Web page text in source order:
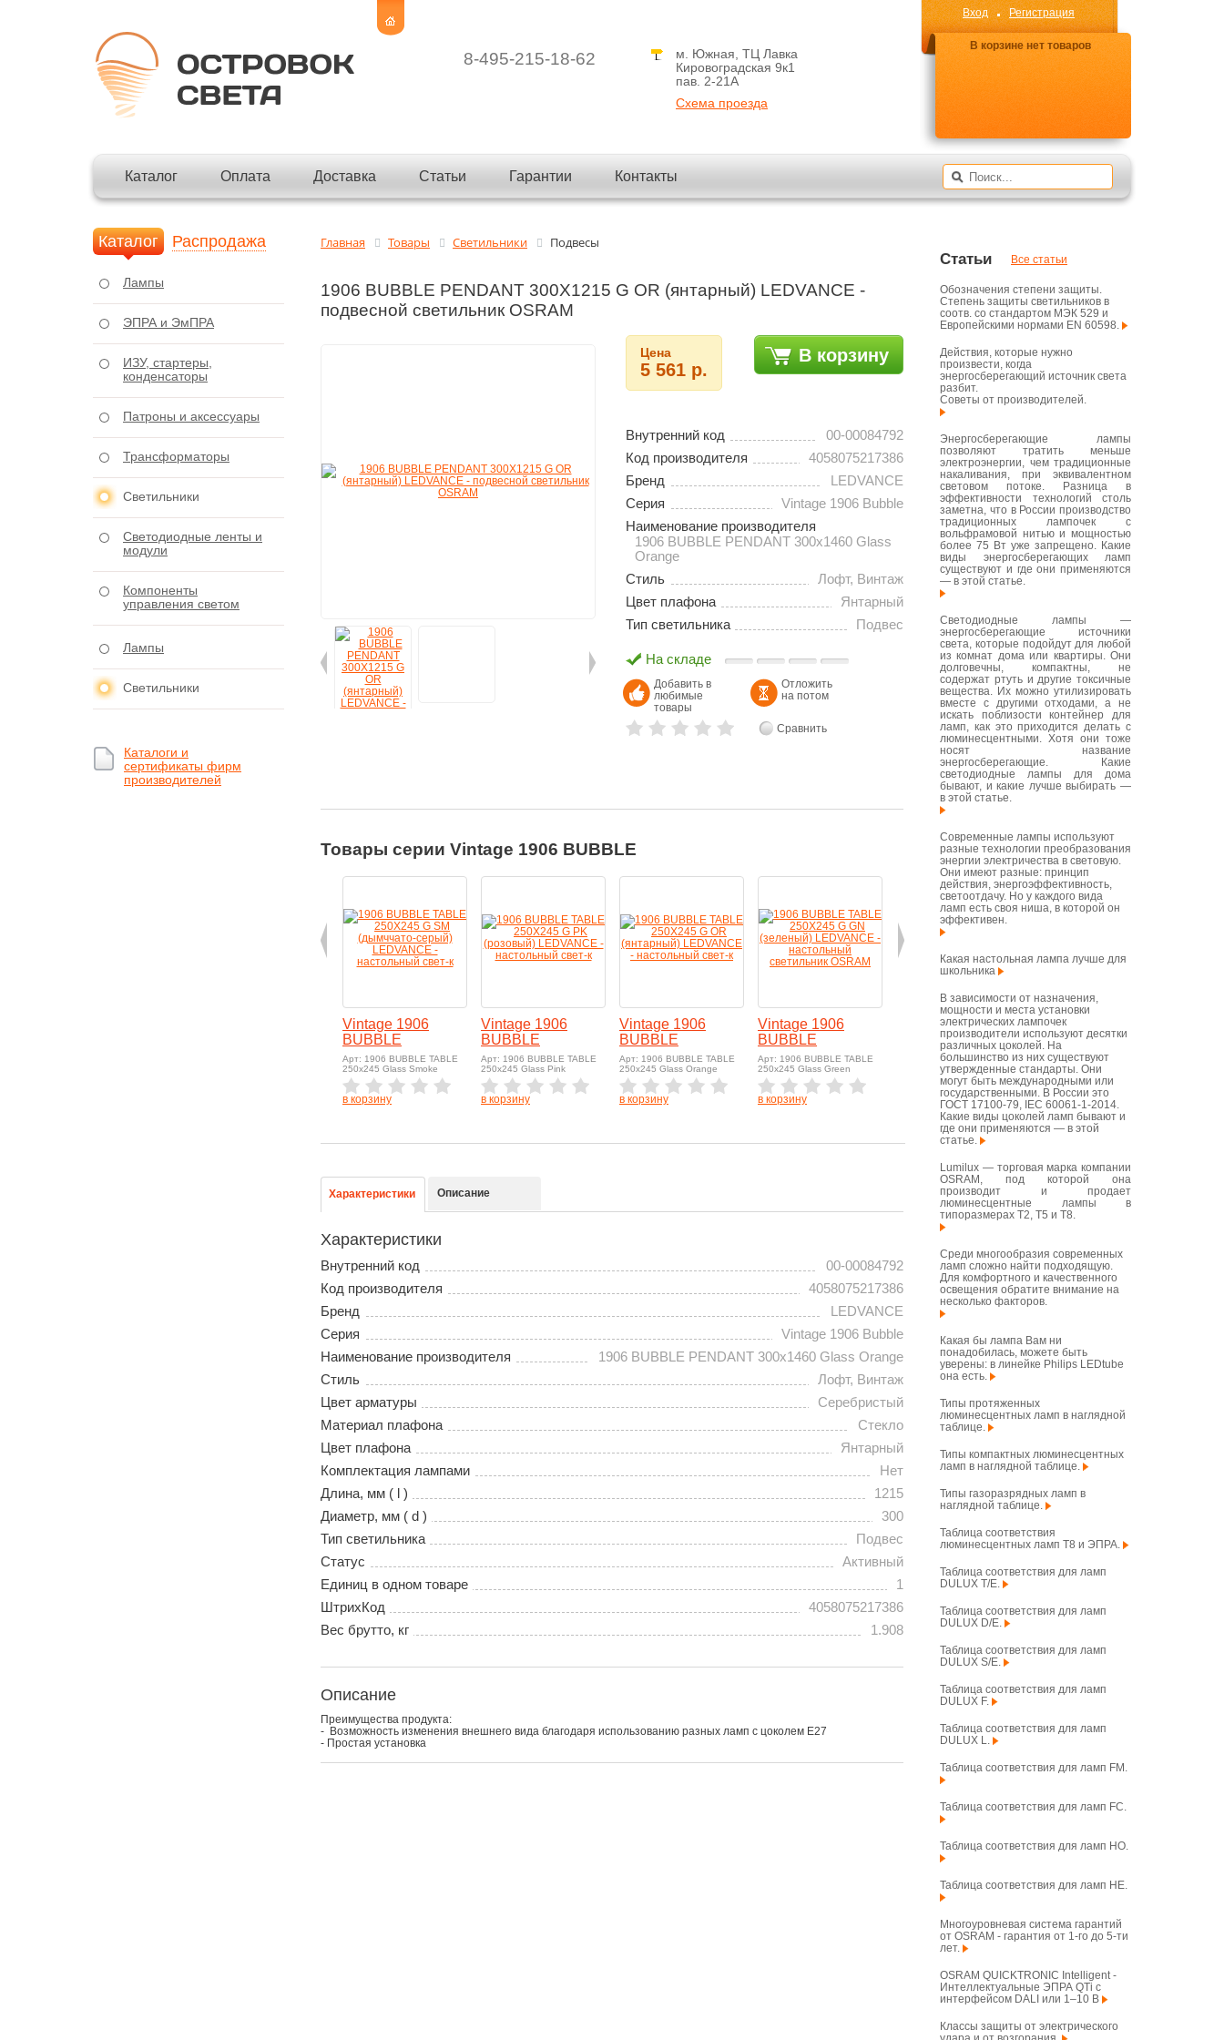
8-495-215-18-62
м. Южная, ТЦ Лавка
Кировоградская 9к1
пав. 2-21A
Схема проезда
Вход Регистрация
В корзине нет товаров
Каталог Оплата Доставка Статьи Гарантии Контакты
Главная Товары Светильники Подвесы
1906 BUBBLE PENDANT 300X1215 G OR (янтарный) LEDVANCE -
подвесной светильник OSRAM
Цена
5 561 р.
В корзину
Внутренний код
00-00084792
Код производителя
4058075217386
Бренд
LEDVANCE
Серия
Vintage 1906 Bubble
Наименование производителя
1906 BUBBLE PENDANT 300x1460 Glass
Orange
Стиль
Лофт, Винтаж
Цвет плафона
Янтарный
Тип светильника
Подвес
На складе
Добавить в
любимые
товары
Отложить
на потом
Сравнить
Товары серии Vintage 1906 BUBBLE
Vintage 1906
BUBBLE
Арт: 1906 BUBBLE TABLE
250x245 Glass Smoke
в корзину
Vintage 1906
BUBBLE
Арт: 1906 BUBBLE TABLE
250x245 Glass Pink
в корзину
Vintage 1906
BUBBLE
Арт: 1906 BUBBLE TABLE
250x245 Glass Orange
в корзину
Vintage 1906
BUBBLE
Арт: 1906 BUBBLE TABLE
250x245 Glass Green
в корзину
Vintage 1906
Bubble
Арт: 1906 BUBBLE
PENDANT 300x1460 Glass
в корзину
Vintage 1906
Bubble
Арт: 1906 BUBBLE
PENDANT 200x1460 Glass
Smoke
в корзину
Характеристики Описание
Характеристики
Внутренний код
00-00084792
Код производителя
4058075217386
Бренд
LEDVANCE
Серия
Vintage 1906 Bubble
Наименование производителя
1906 BUBBLE PENDANT 300x1460 Glass Orange
Стиль
Лофт, Винтаж
Цвет арматуры
Серебристый
Материал плафона
Стекло
Цвет плафона
Янтарный
Комплектация лампами
Нет
Длина, мм ( l )
1215
Диаметр, мм ( d )
300
Тип светильника
Подвес
Статус
Активный
Единиц в одном товаре
1
ШтрихКод
4058075217386
Вес брутто, кг
1.908
Описание
Преимущества продукта:
- Возможность изменения внешнего вида благодаря использованию разных ламп с цоколем E27
- Простая установка
Каталог Распродажа
Лампы
ЭПРА и ЭмПРА
ИЗУ, стартеры,
конденсаторы
Патроны и аксессуары
Трансформаторы
Светильники
Светодиодные ленты и
модули
Компоненты
управления светом
Лампы
Светильники
Каталоги и
сертификаты фирм
производителей
Статьи Все статьи
Обозначения степени защиты.
Степень защиты светильников в
соотв. со стандартом МЭК 529 и
Европейскими нормами EN 60598.
Действия, которые нужно
произвести, когда
энергосберегающий источник света
разбит.
Советы от производителей.
Энергосберегающие лампы
позволяют тратить меньше
электроэнергии, чем традиционные
накаливания, при эквивалентном
световом потоке. Разница в
эффективности технологий столь
заметна, что в России производство
традиционных лампочек с
вольфрамовой нитью и мощностью
более 75 Вт уже запрещено. Какие
виды энергосберегающих ламп
существуют и где они применяются
— в этой статье.
Светодиодные лампы —
энергосберегающие источники
света, которые подойдут для любой
из комнат дома или квартиры. Они
долговечны, компактны, не
содержат ртуть и другие токсичные
вещества. Их можно утилизировать
вместе с другими отходами, а не
искать поблизости контейнер для
ламп, как это приходится делать с
люминесцентными. Хотя они тоже
носят название
энергосберегающие. Какие
светодиодные лампы для дома
бывают, и какие лучше выбирать —
в этой статье.
Современные лампы используют
разные технологии преобразования
энергии электричества в световую.
Они имеют разные: принцип
действия, энергоэффективность,
светоотдачу. Но у каждого вида
ламп есть своя ниша, в которой он
эффективен.
Какая настольная лампа лучше для
школьника
В зависимости от назначения,
мощности и места установки
электрических лампочек
производители используют десятки
различных цоколей. На
большинство из них существуют
утвержденные стандарты. Они
могут быть международными или
государственными. В России это
ГОСТ 17100-79, IEC 60061-1-2014.
Какие виды цоколей ламп бывают и
где они применяются — в этой
статье.
Lumilux — торговая марка компании
OSRAM, под которой она
производит и продает
люминесцентные лампы в
типоразмерах T2, T5 и T8.
Среди многообразия современных
ламп сложно найти подходящую.
Для комфортного и качественного
освещения обратите внимание на
несколько факторов.
Какая бы лампа Вам ни
понадобилась, можете быть
уверены: в линейке Philips LEDtube
она есть.
Типы протяженных
люминесцентных ламп в наглядной
таблице.
Типы компактных люминесцентных
ламп в наглядной таблице.
Типы газоразрядных ламп в
наглядной таблице.
Таблица соответствия
люминесцентных ламп T8 и ЭПРА.
Таблица соответствия для ламп
DULUX T/E.
Таблица соответствия для ламп
DULUX D/E.
Таблица соответствия для ламп
DULUX S/E.
Таблица соответствия для ламп
DULUX F.
Таблица соответствия для ламп
DULUX L.
Таблица соответствия для ламп FM.
Таблица соответствия для ламп FC.
Таблица соответствия для ламп HO.
Таблица соответствия для ламп HE.
Многоуровневая система гарантий
от OSRAM - гарантия от 1-го до 5-ти
лет.
OSRAM QUICKTRONIC Intelligent -
Интеллектуальные ЭПРА QTi с
интерфейсом DALI или 1–10 В
Классы защиты от электрического